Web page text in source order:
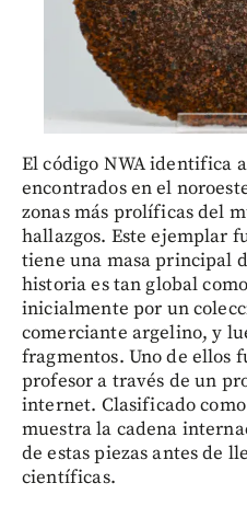
El código NWA identifica
encontrados en el
zonas más prolíficas del
hallazgos. Este ejemplar
tiene una masa principal
historia es tan global
inicialmente por un
comerciante argelino, y
fragmentos. Uno de ellos
profesor a través de un
internet. Clasificado
muestra la cadena
de estas piezas antes de
científicas.